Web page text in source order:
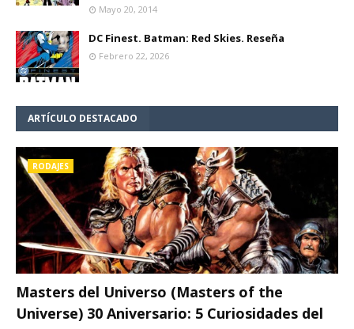
Mayo 20, 2014
DC Finest. Batman: Red Skies. Reseña
Febrero 22, 2026
ARTÍCULO DESTACADO
RODAJES
Masters del Universo (Masters of the
Universe) 30 Aniversario: 5 Curiosidades del